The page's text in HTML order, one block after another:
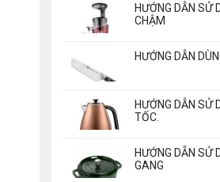
HƯỚNG DẪN SỬ
CHẬM
HƯỚNG DẪN
HƯỚNG DẪN SỬ
TỐC.
HƯỚNG DẴN SỬ
GANG